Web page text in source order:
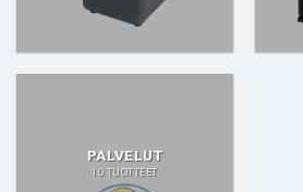
PALVELUT
10 TUOTTEET